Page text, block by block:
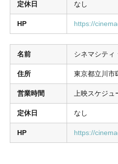
定休日 なし
HP https://
名前 シネマシティ
住所 東京都立川市
営業時間 上映スケジ
定休日 なし
HP https://